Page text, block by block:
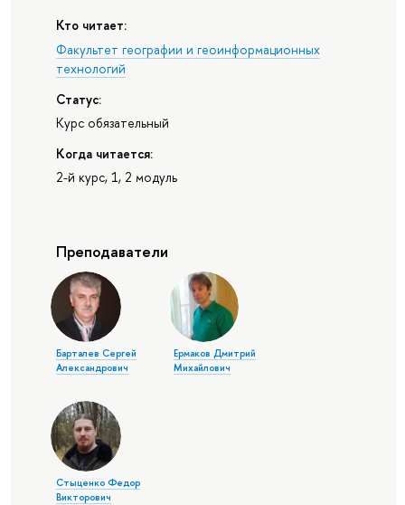
Кто читает:
Факультет географии и геоинформационных
технологий
Статус:
Курс обязательный
Когда читается:
2-й курс, 1, 2 модуль
Преподаватели
Барталев Сергей
Александрович
Ермаков Дмитрий
Михайлович
Стыценко Федор
Викторович